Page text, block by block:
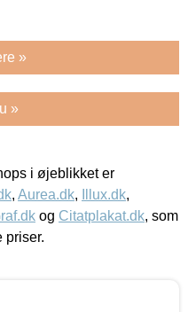
»
»
i øjeblikket er
, Aurea.dk, Illux.dk,
og Citatplakat.dk, som
priser.